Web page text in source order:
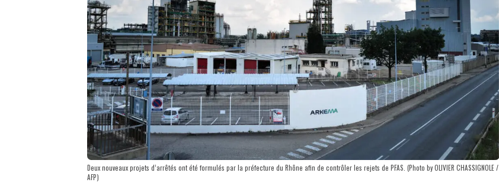
Deux nouveaux projets d’arrêtés ont été formulés par la préfecture du Rhône afin de contrôler les rejets de PFAS. (Photo by OLIVIER CHASSIGNOLE /
AFP)